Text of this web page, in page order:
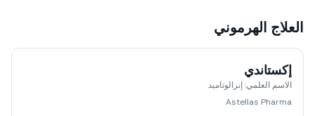
العلاج الهرموني
إكستاندي
الاسم العلمي:إنزالوتاميد
Astellas Pharma